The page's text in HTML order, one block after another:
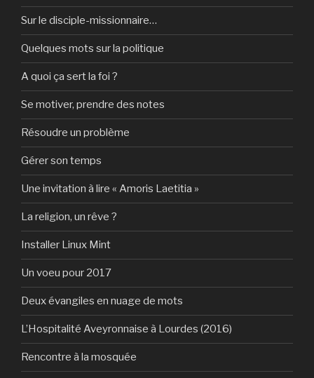
Sur le disciple-missionnaire…
Quelques mots sur la politique
A quoi ça sert la foi ?
Se motiver, prendre des notes
Résoudre un problème
Gérer son temps
Une invitation à lire « Amoris Laetitia »
La religion, un rêve ?
Installer Linux Mint
Un voeu pour 2017
Deux évangiles en nuage de mots
L’Hospitalité Aveyronnaise à Lourdes (2016)
Rencontre à la mosquée